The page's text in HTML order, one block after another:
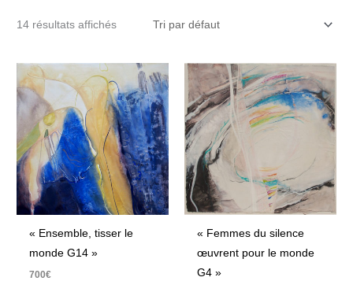
14 résultats affichés
« Ensemble, tisser le
monde G14 »
700€
« Femmes du silence
œuvrent pour le monde
G4 »